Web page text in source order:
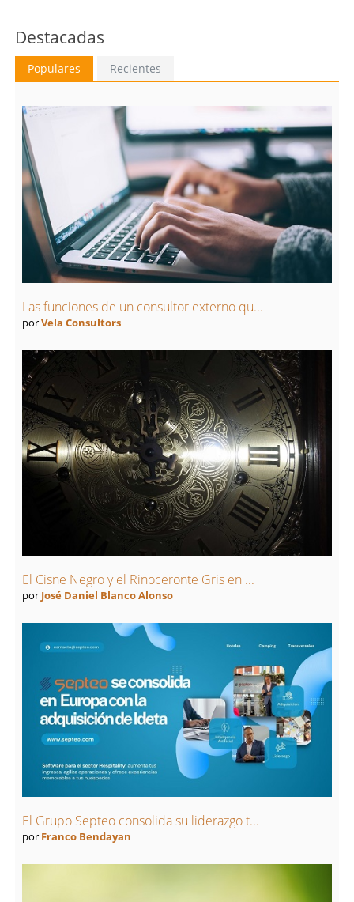
Destacadas
Populares Recientes
Las funciones de un consultor externo qu...
porVela Consultors
El Cisne Negro y el Rinoceronte Gris en ...
por José Daniel Blanco Alonso
El Grupo Septeo consolida su liderazgo t...
por Franco Bendayan